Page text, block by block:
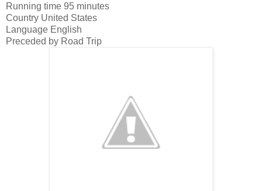
Running time 95 minutes
Country United States
Language English
Preceded by Road Trip